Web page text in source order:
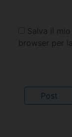
Salva il
browser per